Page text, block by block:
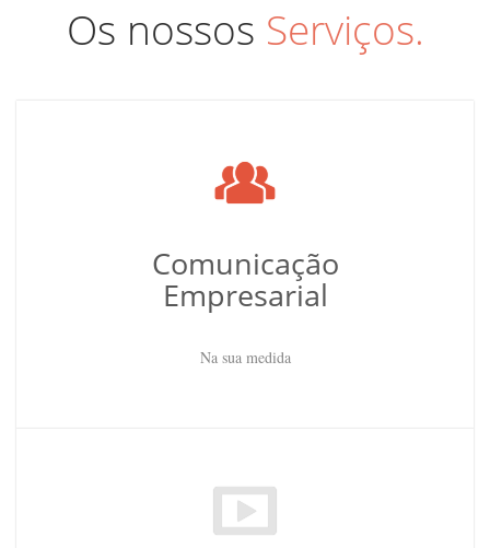
Os nossos Serviços.
Comunicação
Empresarial
Na sua medida